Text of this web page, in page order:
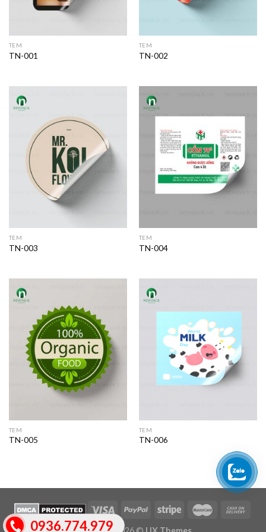
0936.774.979
TEM
TN-001
TEM
TN-002
TEM
TN-003
TEM
TN-004
TEM
TN-005
TEM
TN-006